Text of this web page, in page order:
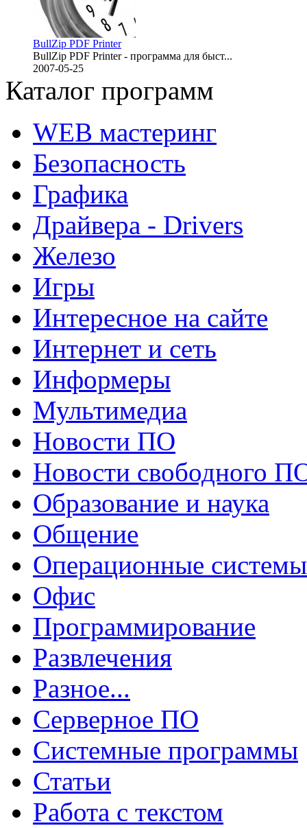
BullZip PDF Printer
BullZip PDF Printer - программа для быст...
2007-05-25
Каталог программ
WEB мастеринг
Безопасность
Графика
Драйвера - Drivers
Железо
Игры
Интересное на сайте
Интернет и сеть
Информеры
Мультимедиа
Новости ПО
Новости свободного
Образование и наука
Общение
Операционные системы
Офис
Программирование
Развлечения
Разное...
Серверное ПО
Системные программы
Статьи
Работа с текстом